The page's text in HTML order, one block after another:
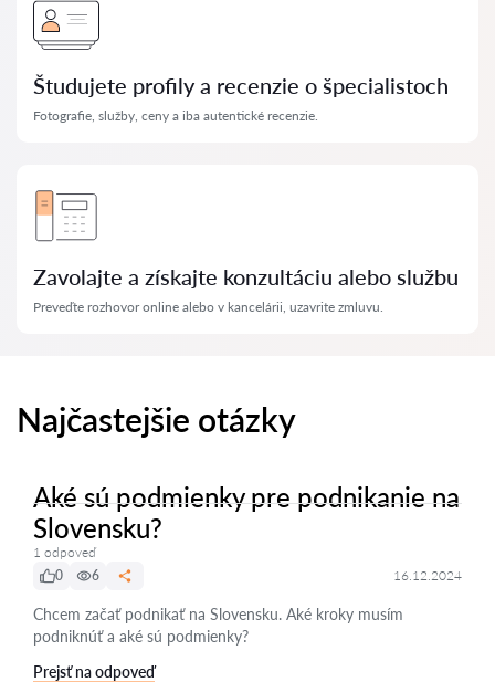
Študujete profily a recenzie o špecialistoch
Fotografie, služby, ceny a iba autentické recenzie.
Zavolajte a získajte konzultáciu alebo službu
Preveďte rozhovor online alebo v kancelárii, uzavrite zmluvu.
Najčastejšie otázky
Aké sú podmienky pre podnikanie na
Slovensku?
1 odpoveď
0
6 16.12.2024
Chcem začať podnikať na Slovensku. Aké kroky musím
podniknúť a aké sú podmienky?
Prejsť na odpoveď